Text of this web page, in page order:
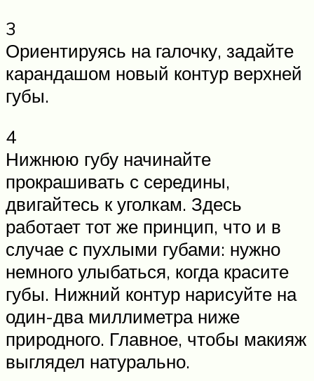
3
Ориентируясь на галочку, задайте
карандашом новый контур верхней
губы.
4
Нижнюю губу начинайте
прокрашивать с середины,
двигайтесь к уголкам. Здесь
работает тот же принцип, что и в
случае с пухлыми губами: нужно
немного улыбаться, когда красите
губы. Нижний контур нарисуйте на
один-два миллиметра ниже
природного. Главное, чтобы макияж
выглядел натурально.